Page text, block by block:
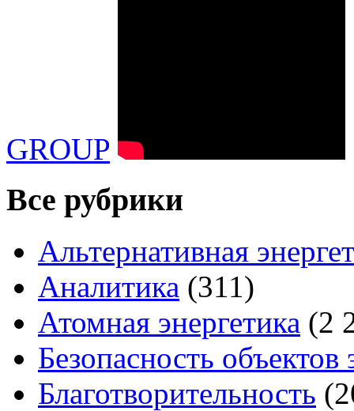
GROUP
Все рубрики
Альтернативная
Аналитика (311)
Атомная энергетика (2
Безопасность объектов
Благотворительность